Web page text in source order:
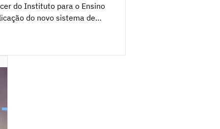
do Instituto para o Ensino
do novo sistema de
2028. A decisão do